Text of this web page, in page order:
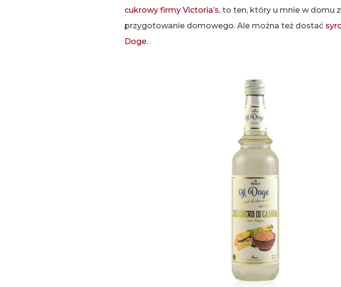
cukrowy firmy Victoria’s, to ten, który u mnie w domu
przygotowanie domowego. Ale można też dostać
Doge.